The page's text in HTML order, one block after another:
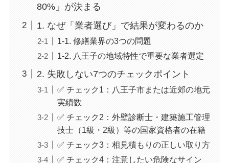
80%」が決まる
1. なぜ「業者選び」で結果が変わるのか
1-1. 修繕業界の3つの問題
1-2. 八王子の地域特性で重要な業者選定
2. 失敗しない7つのチェックポイント
✅ チェック1：八王子市または近郊の地元
実績数
✅ チェック2：外壁診断士・建築施工管理
技士（1級・2級）等の国家資格者の在籍
✅ チェック3：相見積もりの正しい取り方
✅ チェック4：注意したい危険なサイン